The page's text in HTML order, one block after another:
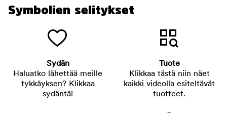
Symbolien selitykset
Sydän
Haluatko lähettää meille
tykkäyksen? Klikkaa
sydäntä!
Tuote
Klikkaa tästä niin näet
kaikki videolla esiteltävät
tuotteet.